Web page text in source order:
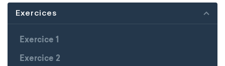
Exercices
Exercice 1
Exercice 2